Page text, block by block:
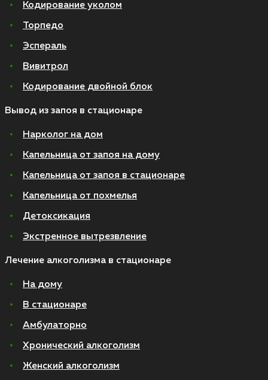
Кодирование уколом
Торпедо
Эспераль
Вивитрол
Кодирование двойной блок
Вывод из запоя в стационаре
Нарколог на дом
Капельница от запоя на дому
Капельница от запоя в стационаре
Капельница от похмелья
Детоксикация
Экстренное вытрезвление
Лечение алкоголизма в стационаре
На дому
В стационаре
Амбулаторно
Хронический алкоголизм
Женский алкоголизм